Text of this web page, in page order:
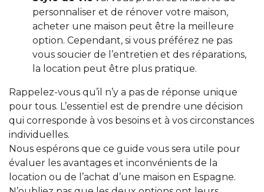
personnaliser et de rénover votre maison,
acheter une maison peut être la meilleure
option. Cependant, si vous préférez ne pas
vous soucier de l’entretien et des réparations,
la location peut être plus pratique.
Rappelez-vous qu’il n’y a pas de réponse unique
pour tous. L’essentiel est de prendre une décision
qui corresponde à vos besoins et à vos circonstances
individuelles.
Nous espérons que ce guide vous sera utile pour
évaluer les avantages et inconvénients de la
location ou de l’achat d’une maison en Espagne.